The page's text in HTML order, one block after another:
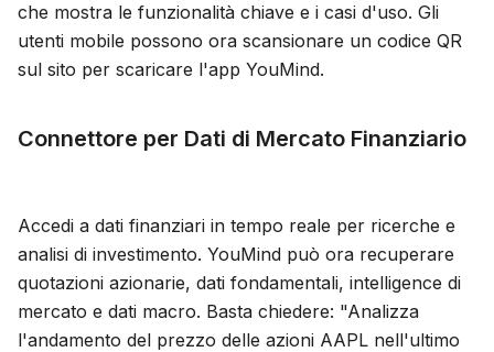
che mostra le funzionalità chiave e i casi d'uso. Gli
utenti mobile possono ora scansionare un codice QR
sul sito per scaricare l'app YouMind.
Connettore per Dati di Mercato Finanziario
Accedi a dati finanziari in tempo reale per ricerche e
analisi di investimento. YouMind può ora recuperare
quotazioni azionarie, dati fondamentali, intelligence di
mercato e dati macro. Basta chiedere: "Analizza
l'andamento del prezzo delle azioni AAPL nell'ultimo